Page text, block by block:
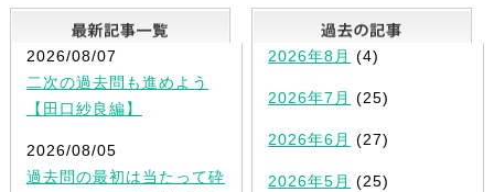
最新記事一覧
2026/08/07
二次の過去問も進めよう
【田口紗良編】
2026/08/05
過去問の最初は当たって砕
2026年8月 (4)
2026年7月 (25)
2026年6月 (27)
2026年5月 (25)